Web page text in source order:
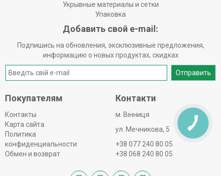
Укрывные материалы и сетки
Упаковка
Добавить свой e-mail:
Подпишись на обновления, эксклюзивные предложения,
информацию о новых продуктах, скидках
Отправить
Покупателям
Контакты
Карта сайта
Политика
конфиденциальности
Обмен и возврат
Контакти
м. Вінниця
ул. Мечникова, 5
+38 077 240 80 05
+38 068 240 80 05
КНОПКА
ЗВ'ЯЗКУ